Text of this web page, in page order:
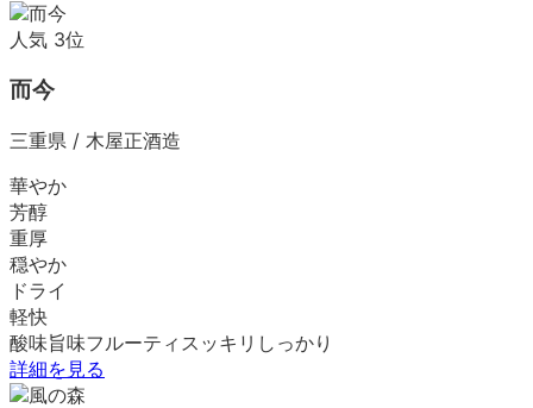
人気 3位
而今
三重県 / 木屋正酒造
華やか
芳醇
重厚
穏やか
ドライ
軽快
酸味旨味フルーティ スッキリ しっかり
詳細を見る